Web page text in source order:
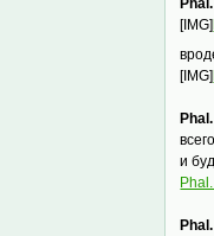
[IMG]
[IMG]
и